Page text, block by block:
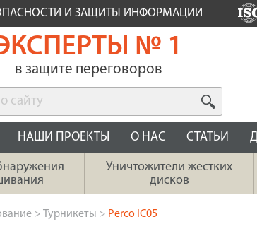
И ЗАЩИТЫ ИНФОРМАЦИИ
№ 1
в защите переговоров
НАШИ ПРОЕКТЫ О НАС СТАТЬИ
Уничтожители жестких
дисков
> Турникеты > Perco IC05